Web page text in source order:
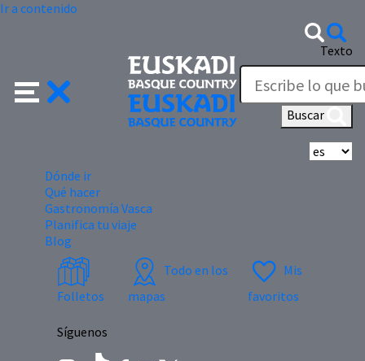
Ir a contenido
Texto
Buscar
Dónde ir
Qué hacer
Gastronomía Vasca
Planifica tu viaje
Blog
Folletos
Todo en los
mapas
Mis
favoritos
Síguenos